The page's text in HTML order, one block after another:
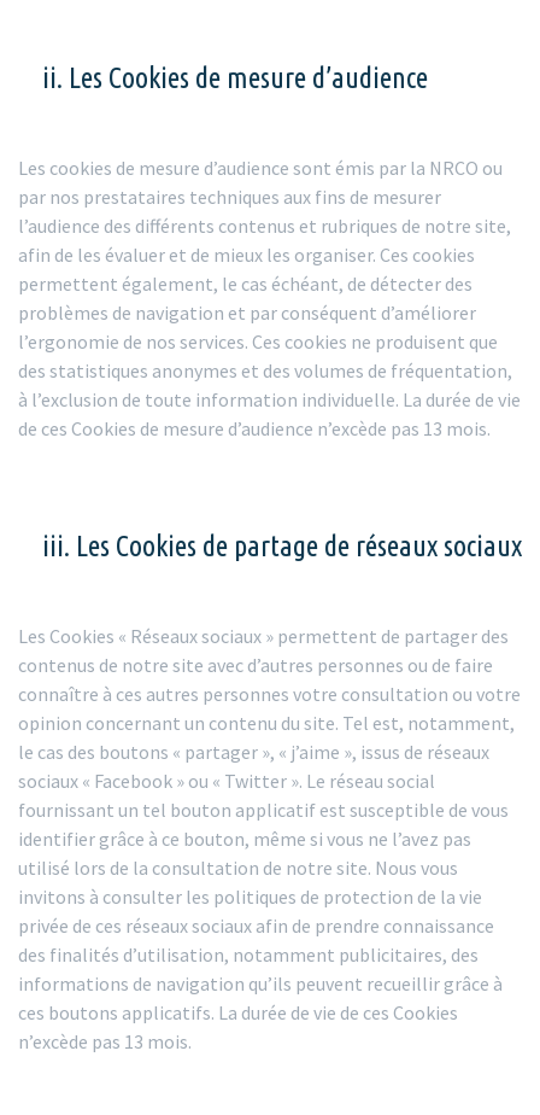
ii. Les Cookies de mesure d’audience
Les cookies de mesure d’audience sont émis par la NRCO ou
par nos prestataires techniques aux fins de mesurer
l’audience des différents contenus et rubriques de notre site,
afin de les évaluer et de mieux les organiser. Ces cookies
permettent également, le cas échéant, de détecter des
problèmes de navigation et par conséquent d’améliorer
l’ergonomie de nos services. Ces cookies ne produisent que
des statistiques anonymes et des volumes de fréquentation,
à l’exclusion de toute information individuelle. La durée de vie
de ces Cookies de mesure d’audience n’excède pas 13 mois.
iii. Les Cookies de partage de réseaux sociaux
Les Cookies « Réseaux sociaux » permettent de partager des
contenus de notre site avec d’autres personnes ou de faire
connaître à ces autres personnes votre consultation ou votre
opinion concernant un contenu du site. Tel est, notamment,
le cas des boutons « partager », « j’aime », issus de réseaux
sociaux « Facebook » ou « Twitter ». Le réseau social
fournissant un tel bouton applicatif est susceptible de vous
identifier grâce à ce bouton, même si vous ne l’avez pas
utilisé lors de la consultation de notre site. Nous vous
invitons à consulter les politiques de protection de la vie
privée de ces réseaux sociaux afin de prendre connaissance
des finalités d’utilisation, notamment publicitaires, des
informations de navigation qu’ils peuvent recueillir grâce à
ces boutons applicatifs. La durée de vie de ces Cookies
n’excède pas 13 mois.